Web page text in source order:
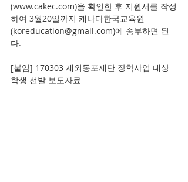
(www.cakec.com)을 확인한 후 지원서를 작성
하여 3월20일까지 캐나다한국교육원
(koreducation@gmail.com)에 송부하면 된
다.
[붙임] 170303 재외동포재단 장학사업 대상
학생 선발 보도자료